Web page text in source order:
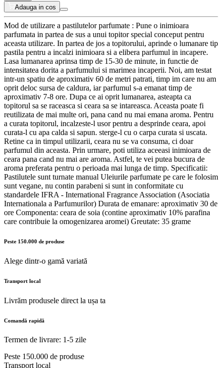
Adauga in cos
Mod de utilizare a pastilutelor parfumate : Pune o inimioara
parfumata in partea de sus a unui topitor special conceput pentru
aceasta utilizare. In partea de jos a topitorului, aprinde o lumanare tip
pastila pentru a incalzi inimioara si a elibera parfumul in incapere.
Lasa lumanarea aprinsa timp de 15-30 de minute, in functie de
intensitatea dorita a parfumului si marimea incaperii. Noi, am testat
intr-un spatiu de aproximativ 60 de metri patrati, timp im care nu am
oprit deloc sursa de caldura, iar parfumul s-a emanat timp de
aproximativ 7-8 ore. Dupa ce ai oprit lumanarea, asteapta ca
topitorul sa se raceasca si ceara sa se intareasca. Aceasta poate fi
reutilizata de mai multe ori, pana cand nu mai emana aroma. Pentru
a curata topitorul, incalzeste-l usor pentru a desprinde ceara, apoi
curata-l cu apa calda si sapun. sterge-l cu o carpa curata si uscata.
Retine ca in timpul utilizarii, ceara nu se va consuma, ci doar
parfumul din aceasta. Prin urmare, poti utiliza aceeasi inimioara de
ceara pana cand nu mai are aroma. Astfel, te vei putea bucura de
aroma preferata pentru o perioada mai lunga de timp. Specificatii:
Pastilutele sunt turnate manual Uleiurile parfumate pe care le folosim
sunt vegane, nu contin parabeni si sunt in conformitate cu
standardele IFRA - International Fragrance Association (Asociatia
Internationala a Parfumurilor) Durata de emanare: aproximativ 30 de
ore Componenta: ceara de soia (contine aproximativ 10% parafina
care contribuie la omogenizarea aromei) Greutate: 35 grame
Peste 150.000 de produse
Alege dintr-o gamă variată
Transport local
Livrăm produsele direct la ușa ta
Comandă rapidă
Termen de livrare: 1-5 zile
Peste 150.000 de produse
Transport local